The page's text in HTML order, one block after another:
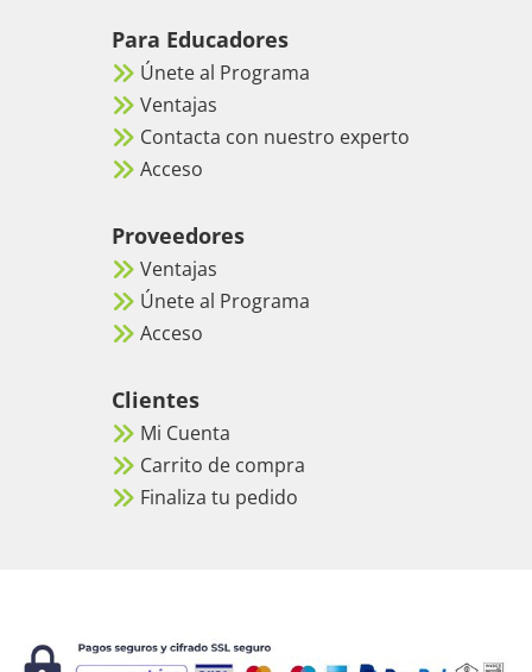
Para Educadores
Únete al Programa
Ventajas
Contacta con nuestro experto
Acceso
Proveedores
Ventajas
Únete al Programa
Acceso
Clientes
Mi Cuenta
Carrito de compra
Finaliza tu pedido